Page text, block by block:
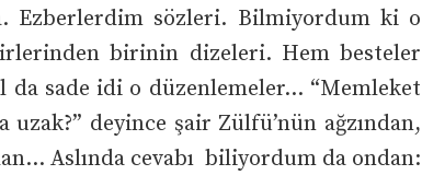
Ezberlerdim sözleri. Bilmiyordum ki o
birinin dizeleri. Hem besteler
da sade idi o düzenlemeler… “Memleket
deyince şair Zülfü’nün ağzından,
Aslında cevabı biliyordum da ondan: